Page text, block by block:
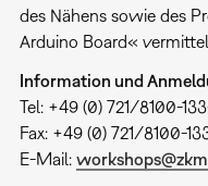
des Nähens sowie des
Arduino Board«
Information und
Tel: +49 (0) 721/8100-
Fax: +49 (0) 721/8100-
E-Mail: